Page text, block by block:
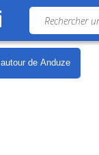
Plus de points d'intérêt autour de Anduze